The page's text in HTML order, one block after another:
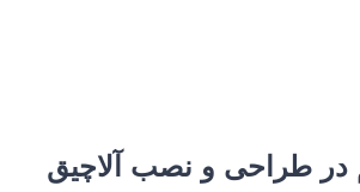
در طراحی و نصب آلاچیق